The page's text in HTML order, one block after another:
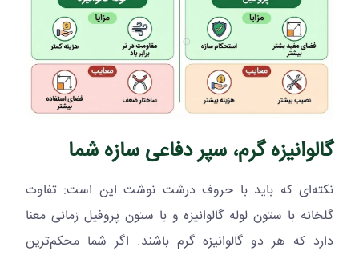
گالوانیزه گرم، سپر دفاعی سازه شما
نکته‌ای که باید با حروف درشت نوشت این است: تفاوت
گلخانه با ستون لوله گالوانیزه و با ستون پروفیل زمانی معنا
دارد که هر دو گالوانیزه گرم باشند. اگر شما محکم‌ترین